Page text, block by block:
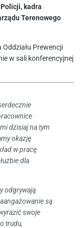
kadra
Terenowego
Prewencji
w sali konferencyjnej
dzisiaj na tym
okazję
w pracę
dla
odgrywają
są
swoje
trudu,